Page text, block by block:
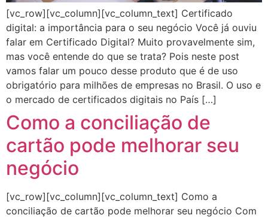
[vc_row][vc_column][vc_column_text] Certificado
digital: a importância para o seu negócio Você já ouviu
falar em Certificado Digital? Muito provavelmente sim,
mas você entende do que se trata? Pois neste post
vamos falar um pouco desse produto que é de uso
obrigatório para milhões de empresas no Brasil. O uso e
o mercado de certificados digitais no País […]
Como a conciliação de
cartão pode melhorar seu
negócio
[vc_row][vc_column][vc_column_text] Como a
conciliação de cartão pode melhorar seu negócio Com